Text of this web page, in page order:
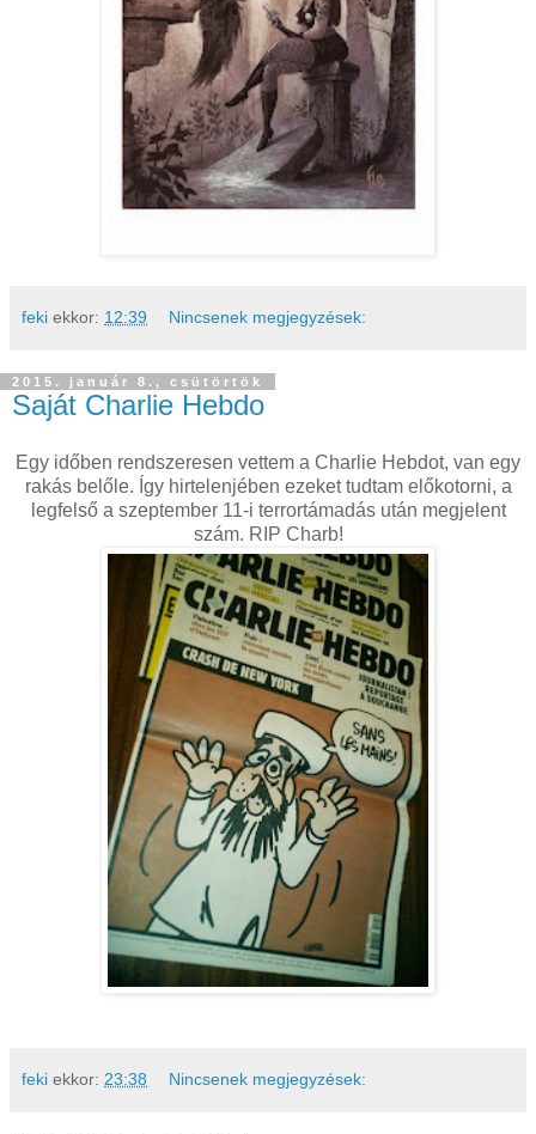
feki ekkor: 12:39 Nincsenek megjegyzések:
2015. január 8., csütörtök
Saját Charlie Hebdo
Egy időben rendszeresen vettem a Charlie Hebdot, van egy
rakás belőle. Így hirtelenjében ezeket tudtam előkotorni, a
legfelső a szeptember 11-i terrortámadás után megjelent
szám. RIP Charb!
feki ekkor: 23:38 Nincsenek megjegyzések: